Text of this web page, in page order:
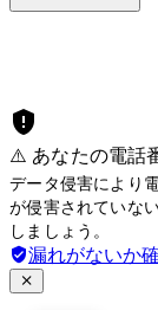
⚠️ あなたの電話
データ侵害により
が侵害されていな
しましょう。
漏れがないか